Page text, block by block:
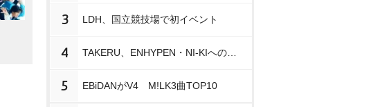
3 LDH、国立競技場で初イベント
4
5 EBiDANがV4 M!LK3曲TOP10